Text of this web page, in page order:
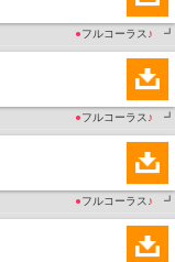
●フルコーラス ♪ ┛
●フルコーラス ♪ ┛
●フルコーラス ♪ ┛